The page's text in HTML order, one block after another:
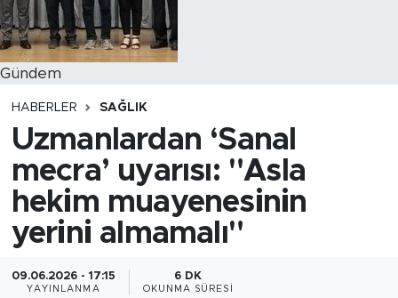
Gündem
HABERLER SAĞLIK
Uzmanlardan ‘Sanal
mecra’ uyarısı: "Asla
hekim muayenesinin
yerini almamalı"
09.06.2026 - 17:15
YAYINLANMA
6 DK
OKUNMA SÜRESI
Spor
Turizm